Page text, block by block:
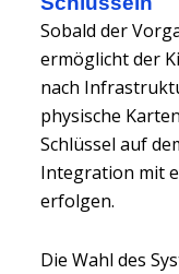
Sobald der
ermöglicht der
nach
physische
Schlüssel auf
Integration mit
erfolgen.
Die Wahl des